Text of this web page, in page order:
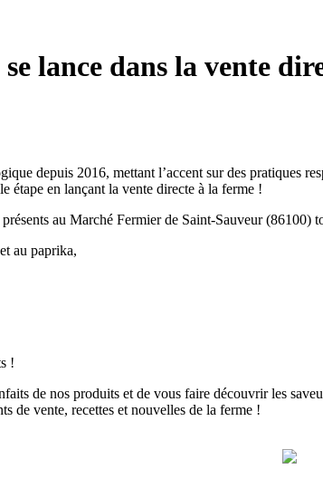
lance dans la vente
depuis 2016, mettant l’accent sur des pratiques
étape en lançant la vente directe à la ferme !
au Marché Fermier de Saint-Sauveur
au paprika,
!
de nos produits et de vous faire découvrir les
de vente, recettes et nouvelles de la ferme !